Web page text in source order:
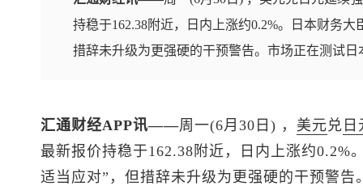
持稳于162.38附近，日内上涨约0.2%。日本财务
措辞未升级为更强硬的干预警告。市场正在测试日
汇通财经APP讯——周一(6月30日) ， 美元兑 日
最新报价持稳于162.38附近，日内上涨约0.2%
适当应对”，但措辞未升级为更强硬的干预警